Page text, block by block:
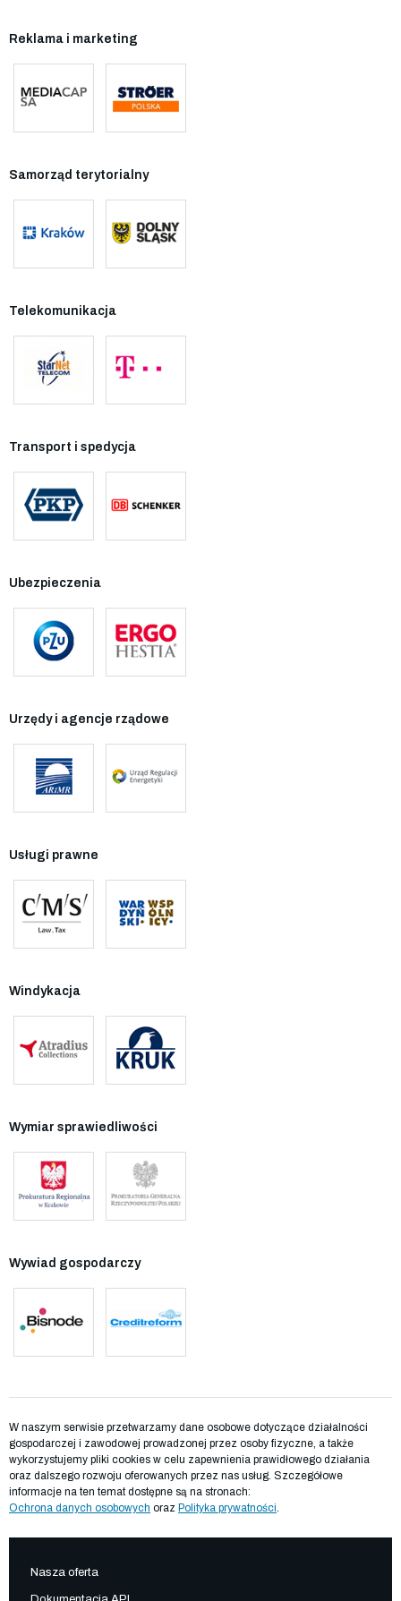
Reklama i marketing
Samorząd terytorialny
Telekomunikacja
Transport i spedycja
Ubezpieczenia
Urzędy i agencje rządowe
Usługi prawne
Windykacja
Wymiar sprawiedliwości
Wywiad gospodarczy
W naszym serwisie przetwarzamy dane osobowe dotyczące działalności
gospodarczej i zawodowej prowadzonej przez osoby fizyczne, a także
wykorzystujemy pliki cookies w celu zapewnienia prawidłowego działania
oraz dalszego rozwoju oferowanych przez nas usług. Szczegółowe
informacje na ten temat dostępne są na stronach:
Ochrona danych osobowych oraz Polityka prywatności.
Nasza oferta